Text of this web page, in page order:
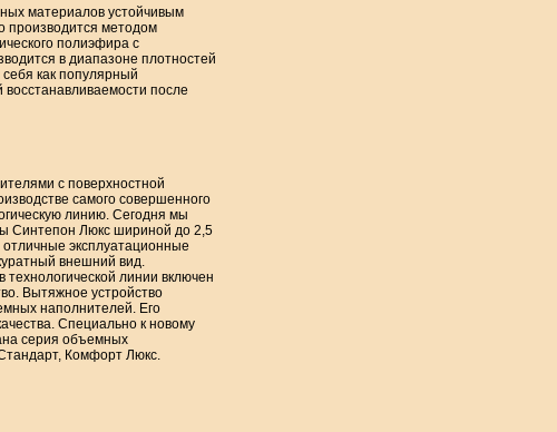
материалов устойчивым
производится методом
полиэфира с
в диапазоне плотностей
как популярный
после
с поверхностной
самого совершенного
линию. Сегодня мы
Синтепон Люкс шириной до 2,5
эксплуатационные
внешний вид.
технологической линии включен
Вытяжное устройство
наполнителей. Его
Специально к новому
серия объемных
Комфорт Люкс.